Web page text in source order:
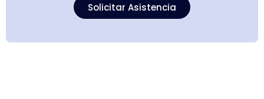
Solicitar Asistencia